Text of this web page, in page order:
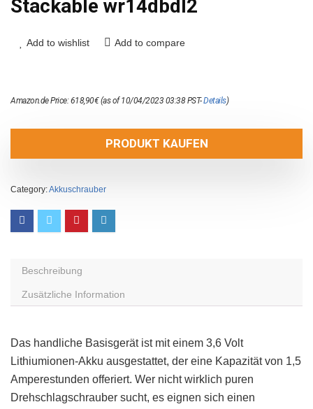
Stackable wr14dbdl2
Add to wishlist Add to compare
Amazon.de Price:618,90€(as of 10/04/2023 03:38 PST-Details)
PRODUKT KAUFEN
Category:Akkuschrauber
Beschreibung
Zusätzliche Information
Das handliche Basisgerät ist mit einem 3,6 Volt
Lithiumionen-Akku ausgestattet, der eine Kapazität von 1,5
Amperestunden offeriert. Wer nicht wirklich puren
Drehschlagschrauber sucht, es eignen sich einen